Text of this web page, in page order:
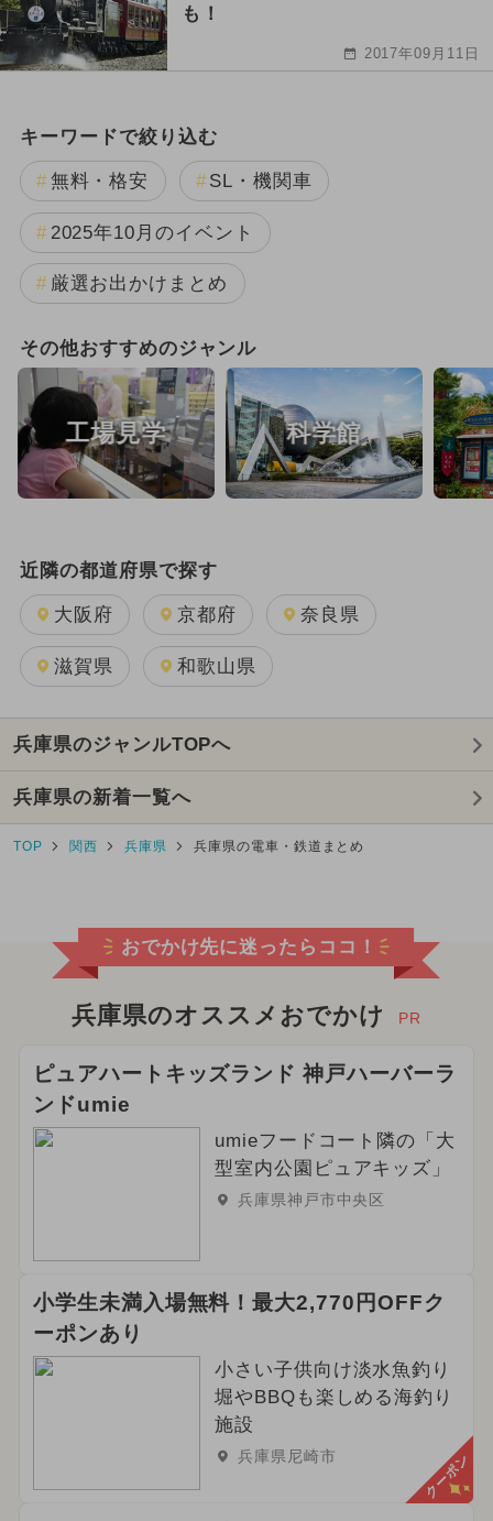
も！
2017年09月11日
キーワードで絞り込む
無料・格安 SL・機関車
2025年10月のイベント
厳選お出かけまとめ
その他おすすめのジャンル
工場見学 科学館
近隣の都道府県で探す
大阪府 京都府 奈良県
滋賀県 和歌山県
兵庫県のジャンルTOPへ
兵庫県の新着一覧へ
TOP 関西 兵庫県 兵庫県の電車・鉄道まとめ
おでかけ先に迷ったらココ！
兵庫県のオススメおでかけ PR
ピュアハートキッズランド 神戸ハーバーラ
ンドumie
umieフードコート隣の「大
型室内公園ピュアキッズ」
兵庫県神戸市中央区
小学生未満入場無料！最大2,770円OFFク
ーポンあり
小さい子供向け淡水魚釣り
堀やBBQも楽しめる海釣り
施設
兵庫県尼崎市 クーポン